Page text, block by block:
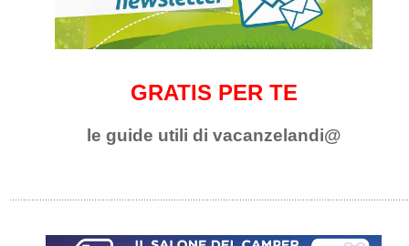
GRATIS PER TE
le guide utili di vacanzelandi@